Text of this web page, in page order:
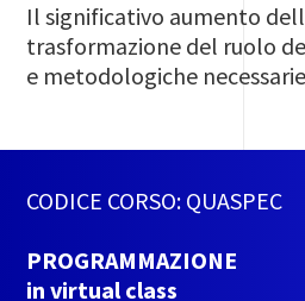
Il significativo aumento
trasformazione del ruolo
e metodologiche
CODICE CORSO: QUASPEC
PROGRAMMAZIONE
in virtual class